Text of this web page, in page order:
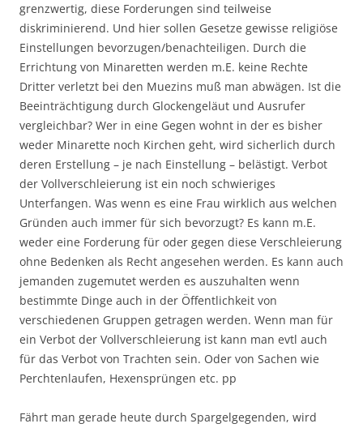
grenzwertig, diese Forderungen sind teilweise
diskriminierend. Und hier sollen Gesetze gewisse religiöse
Einstellungen bevorzugen/benachteiligen. Durch die
Errichtung von Minaretten werden m.E. keine Rechte
Dritter verletzt bei den Muezins muß man abwägen. Ist die
Beeinträchtigung durch Glockengeläut und Ausrufer
vergleichbar? Wer in eine Gegen wohnt in der es bisher
weder Minarette noch Kirchen geht, wird sicherlich durch
deren Erstellung – je nach Einstellung – belästigt. Verbot
der Vollverschleierung ist ein noch schwieriges
Unterfangen. Was wenn es eine Frau wirklich aus welchen
Gründen auch immer für sich bevorzugt? Es kann m.E.
weder eine Forderung für oder gegen diese Verschleierung
ohne Bedenken als Recht angesehen werden. Es kann auch
jemanden zugemutet werden es auszuhalten wenn
bestimmte Dinge auch in der Öffentlichkeit von
verschiedenen Gruppen getragen werden. Wenn man für
ein Verbot der Vollverschleierung ist kann man evtl auch
für das Verbot von Trachten sein. Oder von Sachen wie
Perchtenlaufen, Hexensprüngen etc. pp
Fährt man gerade heute durch Spargelgegenden, wird